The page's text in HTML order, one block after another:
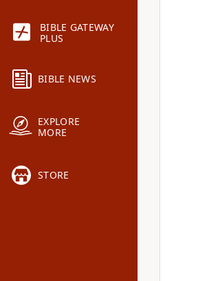
BIBLE GATEWAY
PLUS
BIBLE NEWS
EXPLORE
MORE
STORE